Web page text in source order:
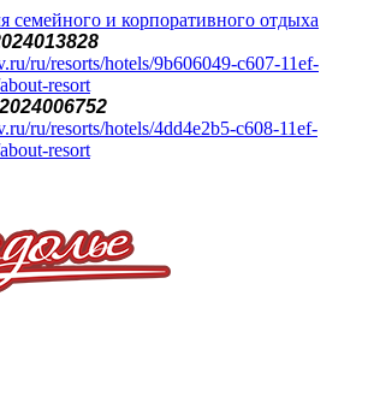
семейного и корпоративного отдыха
ru/resorts/hotels/9b606049-c607-11ef-
resort
ru/resorts/hotels/4dd4e2b5-c608-11ef-
resort